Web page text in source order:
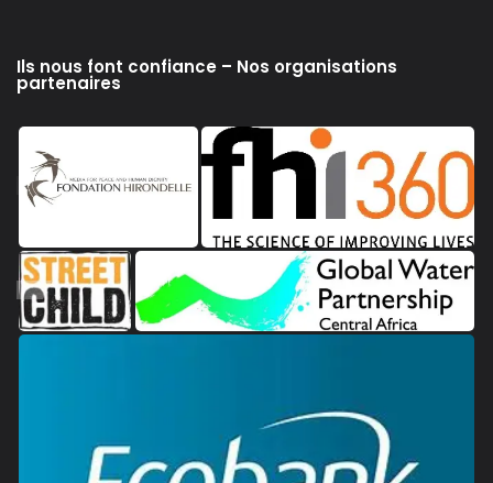
Ils nous font confiance – Nos organisations
partenaires